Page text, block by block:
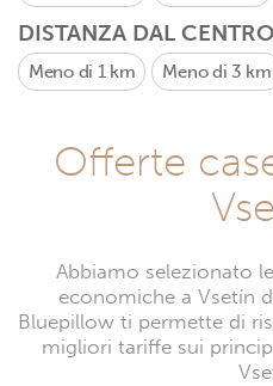
DISTANZA DAL CENTRO
Meno di 1 km Meno di 3 km
Offerte
Abbiamo selezionato
economiche a Vsetín
Bluepillow ti permette di
migliori tariffe sui